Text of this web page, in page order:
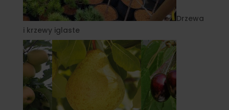
Drzewa
i krzewy iglaste